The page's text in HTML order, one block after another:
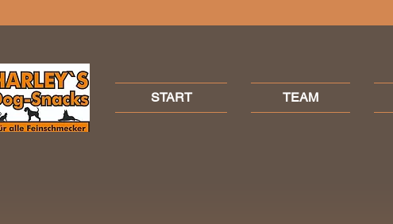
START TEAM